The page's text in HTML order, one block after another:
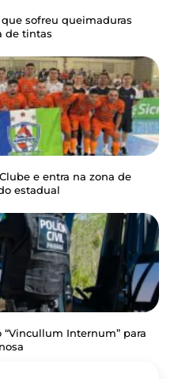
sofreu queimaduras
de tintas
e entra na zona de
estadual
“Vincullum Internum” para